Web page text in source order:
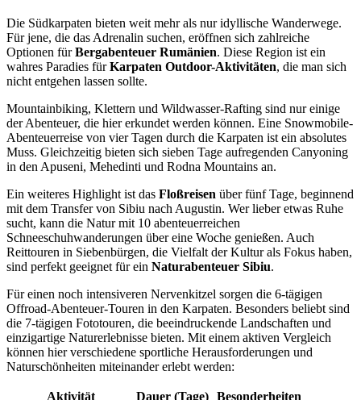
Die Südkarpaten bieten weit mehr als nur idyllische Wanderwege.
Für jene, die das Adrenalin suchen, eröffnen sich zahlreiche
Optionen fürBergabenteuer Rumänien. Diese Region ist ein
wahres Paradies fürKarpaten Outdoor-Aktivitäten, die man sich
nicht entgehen lassen sollte.
Mountainbiking, Klettern und Wildwasser-Rafting sind nur einige
der Abenteuer, die hier erkundet werden können. Eine Snowmobile-
Abenteuerreise von vier Tagen durch die Karpaten ist ein absolutes
Muss. Gleichzeitig bieten sich sieben Tage aufregenden Canyoning
in den Apuseni, Mehedinti und Rodna Mountains an.
Ein weiteres Highlight ist das Floßreisen über fünf Tage, beginnend
mit dem Transfer von Sibiu nach Augustin. Wer lieber etwas Ruhe
sucht, kann die Natur mit 10 abenteuerreichen
Schneeschuhwanderungen über eine Woche genießen. Auch
Reittouren in Siebenbürgen, die Vielfalt der Kultur als Fokus haben,
sind perfekt geeignet für ein Naturabenteuer Sibiu.
Für einen noch intensiveren Nervenkitzel sorgen die 6-tägigen
Offroad-Abenteuer-Touren in den Karpaten. Besonders beliebt sind
die 7-tägigen Fototouren, die beeindruckende Landschaften und
einzigartige Naturerlebnisse bieten. Mit einem aktiven Vergleich
können hier verschiedene sportliche Herausforderungen und
Naturschönheiten miteinander erlebt werden:
Aktivität Dauer (Tage) Besonderheiten